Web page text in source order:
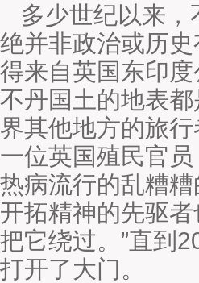
多少世纪以来
绝并非政治或历
得来自英国东印
不丹国土的地表
界其他地方的旅
一位英国殖民官
热病流行的乱糟
开拓精神的先驱
把它绕过。”直到
打开了大门。